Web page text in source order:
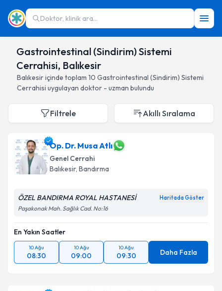
Doktor, klinik ara...
Gastrointestinal (Sindirim) Sistemi
Cerrahisi, Balıkesir
Balıkesiriçinde toplam 10 Gastrointestinal (Sindirim) Sistemi
Cerrahisi uygulayan doktor - uzman bulundu
Filtrele Akıllı Sıralama
Op. Dr. Musa Atlı
Genel Cerrahi
Balıkesir, Bandırma
ÖZEL BANDIRMA ROYAL HASTANESİ Haritada Göster
Paşakonak Mah. Sağlık Cad. No:16
En Yakın Saatler
10 Ağu
08:30
10 Ağu
09:00
10 Ağu
09:30 Daha Fazla